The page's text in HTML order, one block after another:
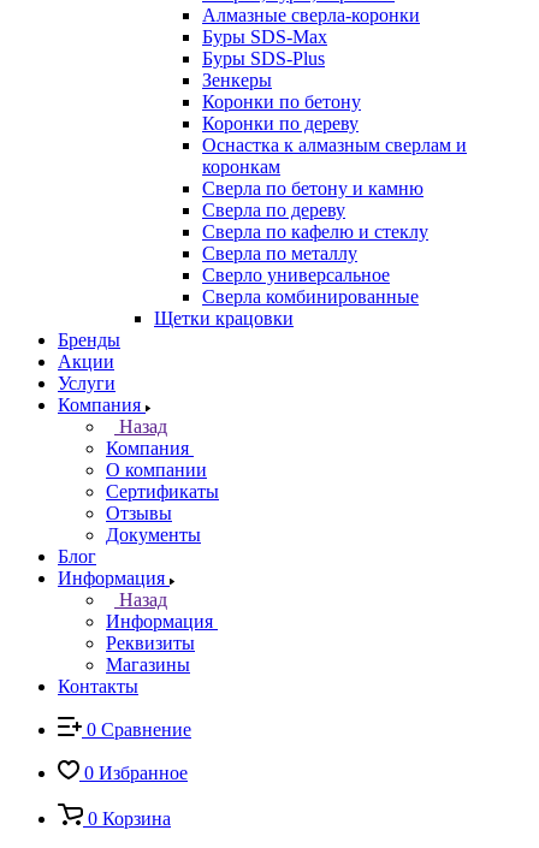
Алмазные сверла-коронки
Буры SDS-Max
Буры SDS-Plus
Зенкеры
Коронки по бетону
Коронки по дереву
Оснастка к алмазным сверлам и
коронкам
Сверла по бетону и камню
Сверла по дереву
Сверла по кафелю и стеклу
Сверла по металлу
Сверло универсальное
Сверла комбинированные
Щетки крацовки
Бренды
Акции
Услуги
Компания
Назад
Компания
О компании
Сертификаты
Отзывы
Документы
Блог
Информация
Назад
Информация
Реквизиты
Магазины
Контакты
0 Сравнение
0 Избранное
0 Корзина